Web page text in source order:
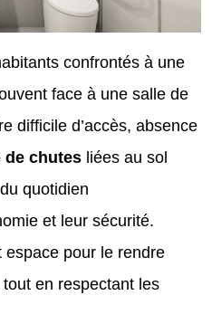
confrontés à une
face à une salle de
difficile d’accès, absence
de chutes liées au sol
quotidien
et leur sécurité.
espace pour le rendre
en respectant les